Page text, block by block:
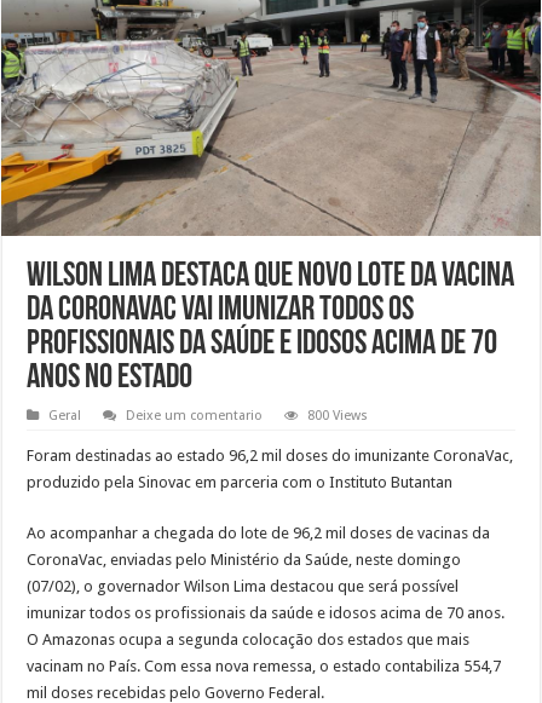
Wilson Lima destaca que novo lote da vacina
da CoronaVac vai imunizar todos os
profissionais da saúde e idosos acima de 70
anos no estado
Geral Deixe um comentario 800 Views
Foram destinadas ao estado 96,2 mil doses do imunizante CoronaVac,
produzido pela Sinovac em parceria com o Instituto Butantan
Ao acompanhar a chegada do lote de 96,2 mil doses de vacinas da
CoronaVac, enviadas pelo Ministério da Saúde, neste domingo
(07/02), o governador Wilson Lima destacou que será possível
imunizar todos os profissionais da saúde e idosos acima de 70 anos.
O Amazonas ocupa a segunda colocação dos estados que mais
vacinam no País. Com essa nova remessa, o estado contabiliza 554,7
mil doses recebidas pelo Governo Federal.